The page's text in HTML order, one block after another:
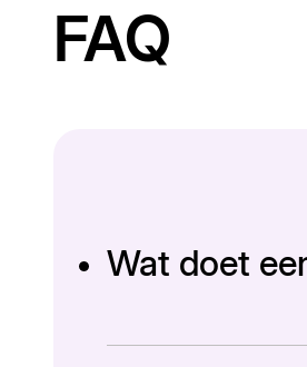
FAQ
Wat doet